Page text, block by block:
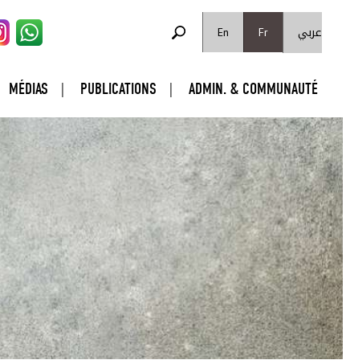
En
Fr عربي FORMULAIRE DE RECHERCHE
MÉDIAS PUBLICATIONS ADMIN. & COMMUNAUTÉ